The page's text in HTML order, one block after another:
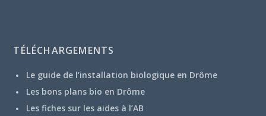
TÉLÉCHARGEMENTS
Le guide de l’installation biologique en Drôme
Les bons plans bio en Drôme
Les fiches sur les aides à l’AB